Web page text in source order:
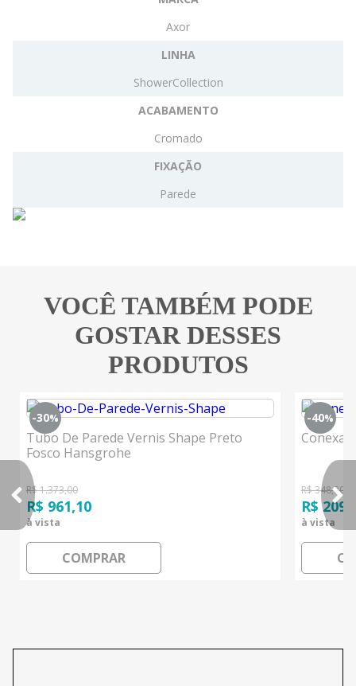
Axor
LINHA
ShowerCollection
ACABAMENTO
Cromado
FIXAÇÃO
Parede
VOCÊ TAMBÉM PODE
GOSTAR DESSES
PRODUTOS
-30%
Tubo De Parede Vernis Shape Preto
Fosco Hansgrohe
R$ 1.373,00
R$ 961,10
à vista
COMPRAR
-40%
R$ 348,80
R$
à vista